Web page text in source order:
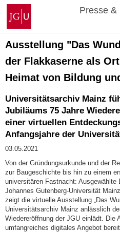
Zum
Inhalt
springen
Johannes
Gutenberg-
Universität
Mainz
Presse &
Ausstellung "Das
der Flakkaserne als
Heimat von Bildung
Universitätsarchiv Mainz
Jubiläums 75 Jahre
einer virtuellen
Anfangsjahre der
03.05.2021
Von der Gründungsurkunde und der
zur Baugeschichte bis hin zu einem
universitären Fastnacht: Ausgewählte
Johannes Gutenberg-Universität
zeigt die virtuelle Ausstellung „Das
Universitätsarchiv Mainz anlässlich
Wiedereröffnung der JGU einlädt. Die
umfangreiches digitales Angebot